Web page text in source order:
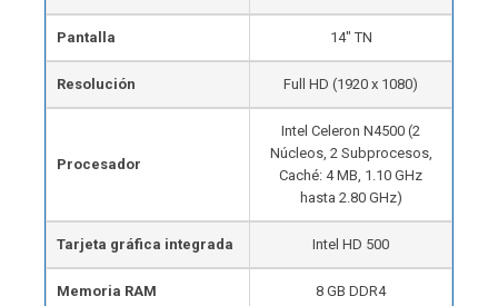
Pantalla 14″ TN
Resolución Full HD (1920 x 1080)
Procesador
Intel Celeron N4500 (2
Núcleos, 2 Subprocesos,
Caché: 4 MB, 1.10 GHz
hasta 2.80 GHz)
Tarjeta gráfica integrada Intel HD 500
Memoria RAM 8 GB DDR4